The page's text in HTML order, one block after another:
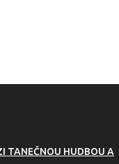
TANEČNOU HUDBOU A